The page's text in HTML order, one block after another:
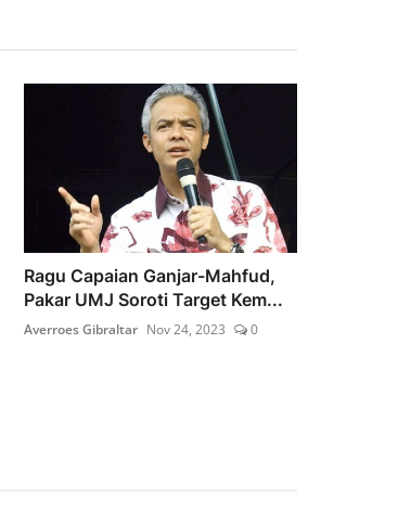
Ragu Capaian Ganjar-Mahfud,
Pakar UMJ Soroti Target Kem...
Averroes Gibraltar Nov 24, 2023 0